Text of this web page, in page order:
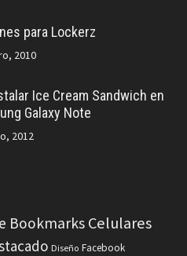
para Lockerz
2010
Ice Cream Sandwich en
Galaxy Note
2012
Bookmarks Celulares
Diseño Facebook